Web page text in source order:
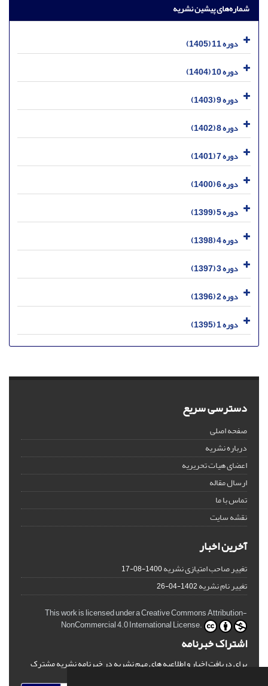
شماره‌های پیشین نشریه
دوره 11 (1405)
دوره 10 (1404)
دوره 9 (1403)
دوره 8 (1402)
دوره 7 (1401)
دوره 6 (1400)
دوره 5 (1399)
دوره 4 (1398)
دوره 3 (1397)
دوره 2 (1396)
دوره 1 (1395)
دسترسی سریع
صفحه اصلی
درباره نشریه
اعضای هیات تحریریه
ارسال مقاله
تماس با ما
نقشه سایت
آخرین اخبار
تغییر صاحب امتیازی نشریه1400-08-17
تغییر نام نشریه1402-04-26
This work is licensed under a Creative Commons Attribution-
NonCommercial 4.0 International License.
اشتراک خبرنامه
برای دریافت اخبار و اطلاعیه های مهم نشریه در خبرنامه نشریه مشترک